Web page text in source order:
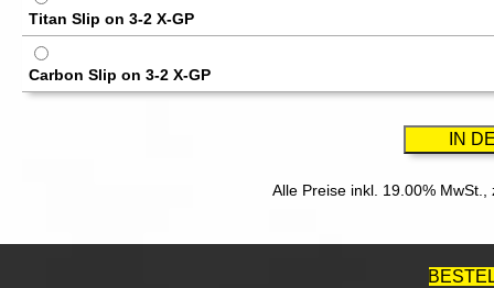
Titan Slip on 3-2 X-GP
Carbon Slip on 3-2 X-GP
Alle Preise inkl. 19.00% MwSt.,